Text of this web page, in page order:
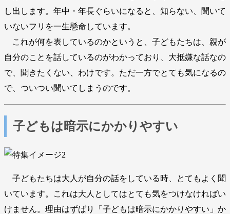
し出します。年中・年長ぐらいになると、知らない、聞いて
いないフリを一生懸命しています。
これが何を表しているのかというと、子どもたちは、親が
自分のことを話しているのがわかっており、大抵嫌な話なの
で、聞きたくない、わけです。ただ一方でとても気になるの
で、ついつい聞いてしまうのです。
子どもは暗示にかかりやすい
子どもたちは大人が自分の話をしている時、とてもよく聞
いています。これは大人としてはとても気をつけなければい
けません。理由はずばり「子どもは暗示にかかりやすい」か